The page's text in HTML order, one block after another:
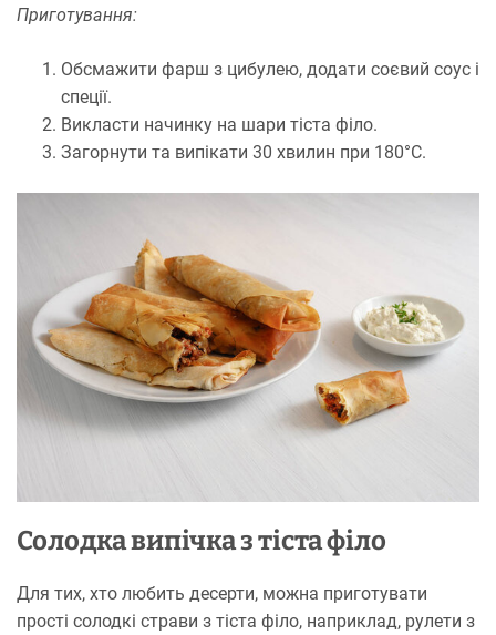
Приготування:
Обсмажити фарш з цибулею, додати соєвий соус і
спеції.
Викласти начинку на шари тіста філо.
Загорнути та випікати 30 хвилин при 180°C.
Солодка випічка з тіста філо
Для тих, хто любить десерти, можна приготувати
прості солодкі страви з тіста філо, наприклад, рулети з